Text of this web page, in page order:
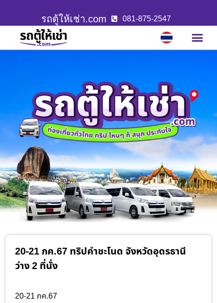
รถตู้ให้เช่า.com 081-875-2547
20-21 กค.67 ทริปคำชะโนด จังหวัดอุดรธานี
ว่าง 2 ที่นั่ง
20-21 กค.67